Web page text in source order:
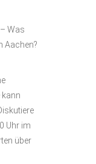
Was
Aachen?
kann
Uhr im
über